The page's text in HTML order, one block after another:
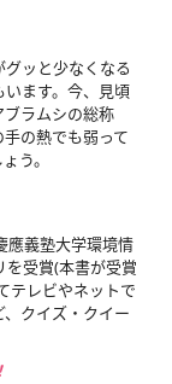
ッと少なくなる
ます。今、見頃
ラムシの総称
の熱でも弱って
う。
應義塾大学環境情
受賞(本書が受賞
テレビやネットで
クイズ・クイー